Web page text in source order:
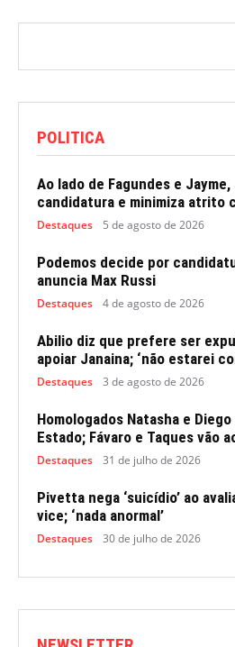
POLITICA
Ao lado de Fagundes e
candidatura e minimiza atrito
Destaques 5 de agosto de 2026
Podemos decide por
anuncia Max Russi
Destaques 4 de agosto de 2026
Abilio diz que prefere ser
apoiar Janaina; ‘não estarei
Destaques 3 de agosto de 2026
Homologados Natasha e
Estado; Fávaro e Taques vão
Destaques 31 de julho de 2026
Pivetta nega ‘suicídio’ ao
vice; ‘nada anormal’
Destaques 30 de julho de 2026